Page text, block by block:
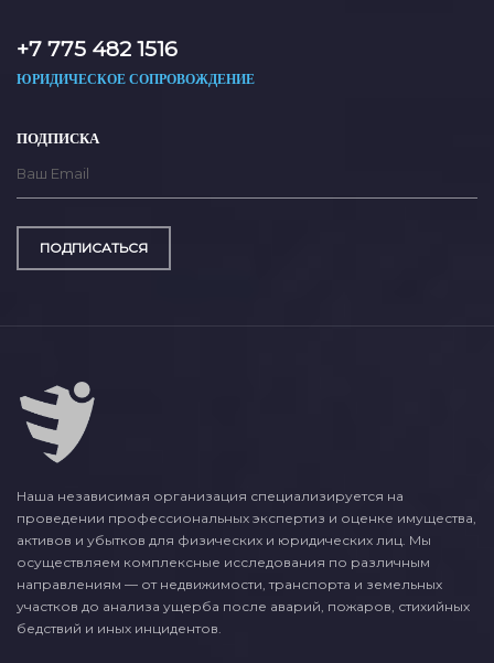
+7 775 482 1516
ЮРИДИЧЕСКОЕ СОПРОВОЖДЕНИЕ
ПОДПИСКА
ПОДПИСАТЬСЯ
Наша независимая организация специализируется на
проведении профессиональных экспертиз и оценке имущества,
активов и убытков для физических и юридических лиц. Мы
осуществляем комплексные исследования по различным
направлениям — от недвижимости, транспорта и земельных
участков до анализа ущерба после аварий, пожаров, стихийных
бедствий и иных инцидентов.